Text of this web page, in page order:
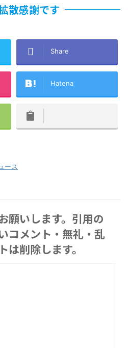
散感謝です
Share
Hatena
ース
願いします。引用の
コメント・無礼・乱
は削除します。